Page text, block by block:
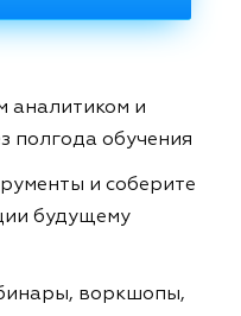
аналитиком и
полгода обучения
и соберите
будущему
воркшопы,